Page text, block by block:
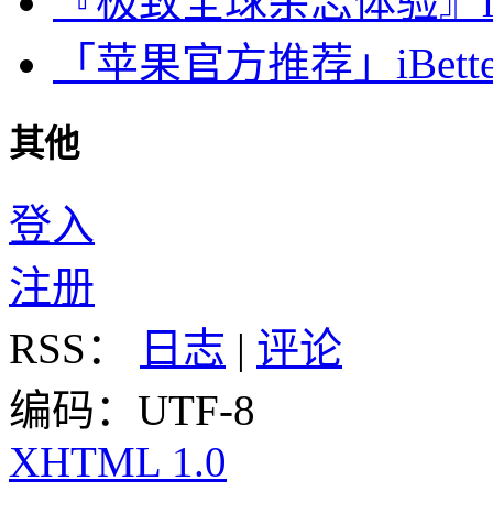
「苹果官方推荐」
其他
登入
注册
RSS：
日志 | 评论
编码：UTF-8
XHTML 1.0